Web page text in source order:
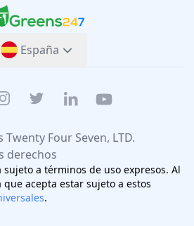
España
TwitterLinkedinYoutube
Twenty Four Seven, LTD.
derechos
sujeto a términos de uso expresos. Al
acepta estar sujeto a estos
.